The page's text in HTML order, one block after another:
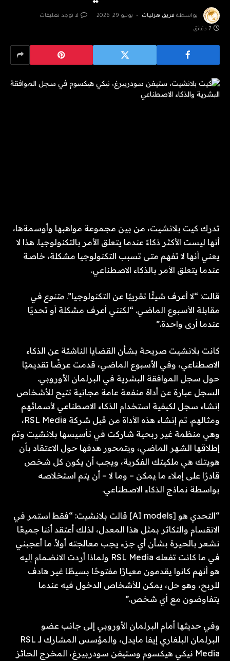
بواسطة فريق هزليات يونيو 29, 2026 لا توجد تعليقات
7 دقائق
تدرك كيت بلانشيت، من بين مجموعة مواهبها وأوسمةها،
أنها ليست الأكثر ذكاءً عندما يتعلق الأمر بالتكنولوجيا. هذا لا
يعني أنها لا تفهم متى تسبب التكنولوجيا مشكلة، خاصة
عندما يتعلق الأمر بالذكاء الاصطناعي.
قالت: “لا أعرف شيئًا تقريبًا عن التكنولوجيا”. متنوع في
مقابلة الأسبوع الماضي. “لكنني أعرف مشكلة أو تحديًا
عندما أرى واحدة.”
كانت بلانشيت صريحة بشأن القضايا الناشئة عن الذكاء
الاصطناعي، وفي الأسبوع الماضي، قدمت عرضًا تقديميًا
حول سجل الموافقة البشرية في البرلمان الأوروبي.
السجل عبارة عن أداة منفعة عامة مجانية تتيح للأشخاص
إنشاء سجل لكيفية استخدام الذكاء الاصطناعي لأسمائهم
ومثالهم. تم إنشاء هذه الأداة من قبل شركة RSL Media،
وهي منظمة غير ربحية شاركت في تأسيسها بلانشيت وتم
إطلاقها الشهر الماضي، ويتمحور هدفها حول الاعتقاد بأن
هويتك هي ملكيتك الفكرية، ويجب أن يكون كل شخص
قادرًا على إملاء ما يمكن – وما لا – أن يتم استخلاصه
بواسطة نماذج الذكاء الاصطناعي.
“التحدي هو [AI models] قالت بلانشيت: “فقط استمر في
الانقسام والتكاثر بمثل هذا المعدل، لذلك أعتقد أننا جميعًا
نشعر بالحيرة بشأن أي جزء يجب معالجته أولاً. ما أعجبني
في ما كانت تفعله RSL Media ولماذا أردت الانضمام إليه
هو أنهم كانوا يقدمون معيارًا مفتوحًا بسيطًا غير هادف
للربح، وهو حل، يمكن للأشخاص الدخول فيه عندما
يتفاوضون مع أي شخص.”
وفي حديثها أمام البرلمان الأوروبي إلى جانب عضو
البرلمان البلغاري إيفا مايدل، والمؤسس المشارك لـ RSL
Media نيكي هيكسوم وستيفن سودربيرغ، المخرج الحائز